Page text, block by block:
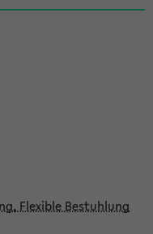
Flexible Bestuhlung